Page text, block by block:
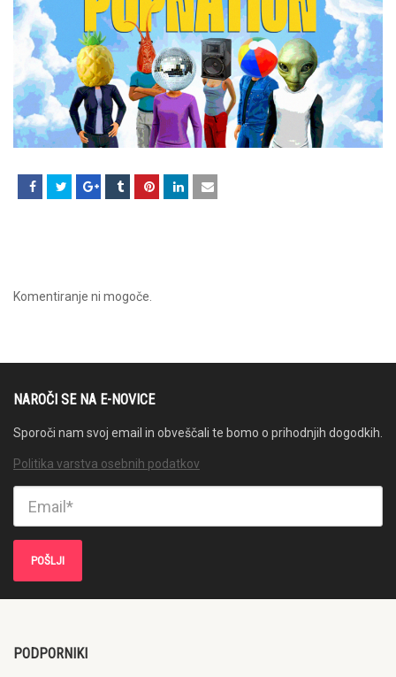
Komentiranje ni mogoče.
NAROČI SE NA E-NOVICE
Sporoči nam svoj email in obveščali te bomo o prihodnjih dogodkih.
Politika varstva osebnih podatkov
PODPORNIKI